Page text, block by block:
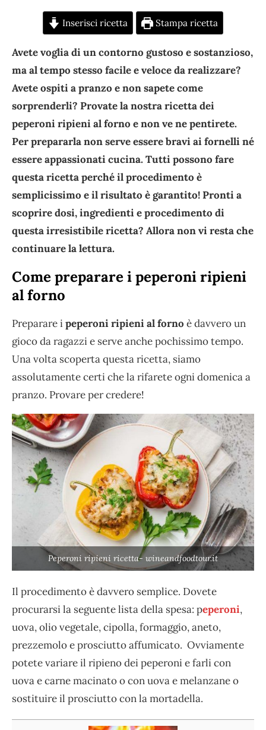
Inserisci ricetta Stampa ricetta
Avete voglia di un contorno gustoso e sostanzioso,
ma al tempo stesso facile e veloce da realizzare?
Avete ospiti a pranzo e non sapete come
sorprenderli? Provate la nostra ricetta dei
peperoni ripieni al forno e non ve ne pentirete.
Per prepararla non serve essere bravi ai fornelli né
essere appassionati cucina. Tutti possono fare
questa ricetta perché il procedimento è
semplicissimo e il risultato è garantito! Pronti a
scoprire dosi, ingredienti e procedimento di
questa irresistibile ricetta? Allora non vi resta che
continuare la lettura.
Come preparare i peperoni ripieni
al forno
Preparare ipeperoni ripieni al forno è davvero un
gioco da ragazzi e serve anche pochissimo tempo.
Una volta scoperta questa ricetta, siamo
assolutamente certi che la rifarete ogni domenica a
pranzo. Provare per credere!
Peperoni ripieni ricetta- wineandfoodtour.it
Il procedimento è davvero semplice. Dovete
procurarsi la seguente lista della spesa: peperoni,
uova, olio vegetale, cipolla, formaggio, aneto,
prezzemolo e prosciutto affumicato. Ovviamente
potete variare il ripieno dei peperoni e farli con
uova e carne macinato o con uova e melanzane o
sostituire il prosciutto con la mortadella.